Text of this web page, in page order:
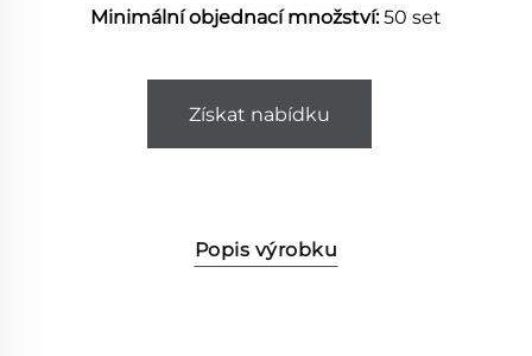
Minimální objednací množství:50 set
Získat nabídku
Popis výrobku